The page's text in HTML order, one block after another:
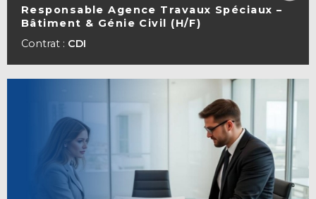
Responsable Agence Travaux Spéciaux –
Bâtiment & Génie Civil (H/F)
Contrat : CDI